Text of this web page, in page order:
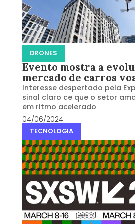
DRONES
Evento mostra a
mercado de carros
Interesse despertado pela
sinal claro de que o setor
em ritmo acelerado
04/06/2024
TECNOLOGIA